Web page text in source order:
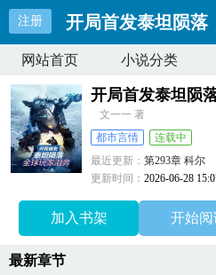
注册 开局首发泰坦陨落
网站首页 小说分类
开局首发泰坦陨
文一一 著
都市言情
连载中
最近更新：第293章 科尔
更新时间：2026-06-28
加入书架 开始阅
最新章节